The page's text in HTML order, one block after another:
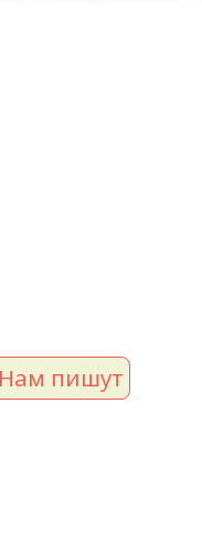
Нам пишут